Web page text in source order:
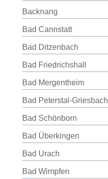
Backnang
Bad Cannstatt
Bad Ditzenbach
Bad Friedrichshall
Bad Mergentheim
Bad Peterstal-Griesbach
Bad Schönborn
Bad Überkingen
Bad Urach
Bad Wimpfen